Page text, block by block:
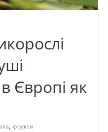
Європі як
, фрукти